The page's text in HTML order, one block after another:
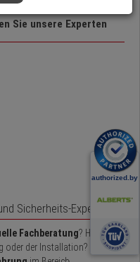
Sie unsere Experten
Sicherheits-Experte
Fachberatung? Haben
oder der Installation? Als